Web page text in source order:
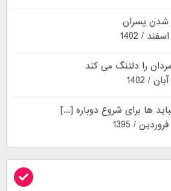
شدن پسران
ها برای شروع دوباره [...]